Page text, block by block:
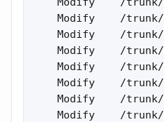
Modify    /
Modify    /
Modify    /
Modify    /
Modify    /
Modify    /
Modify    /